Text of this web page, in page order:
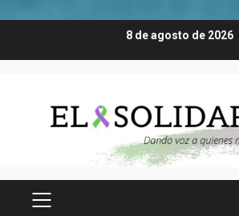
8 de agosto de 2026
MENÚ